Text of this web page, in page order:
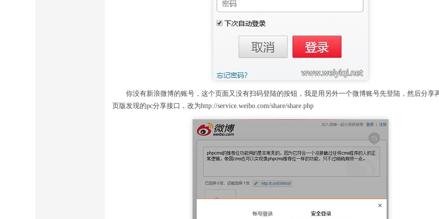
你没有新浪微博的账号，这个页面又没有扫码登陆的按钮，我是用另外一个微博账号先登陆，然后分享
页版发现的pc分享接口，改为http://service.weibo.com/share/share.php